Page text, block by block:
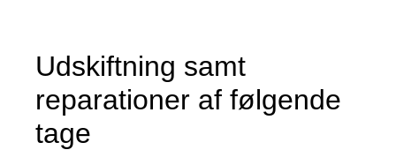
Udskiftning samt
reparationer af følgende
tage